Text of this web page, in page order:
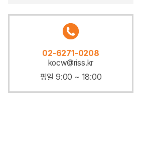
02-6271-0208
kocw@riss.kr
평일 9:00 ~ 18:00